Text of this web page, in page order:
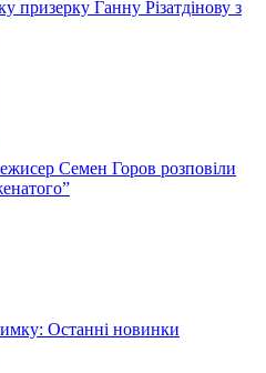
призерку Ганну Різатдінову з
Семен Горов розповіли
Останні новинки